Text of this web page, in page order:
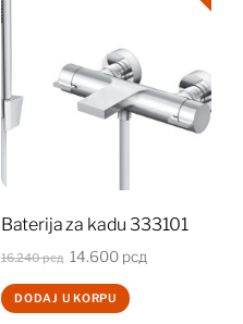
Baterija za kadu 333101
16.240рсд Originalna
cena
je
14.600 рсд
DODAJ U KORPU